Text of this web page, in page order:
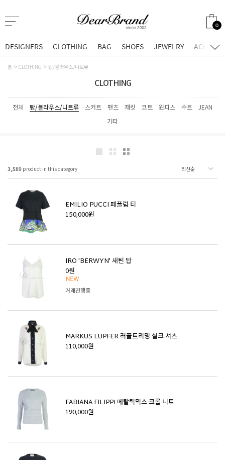
0
DESIGNERS CLOTHING BAG SHOES JEWELRY
홈 CLOTHING 탑/블라우스/니트류
CLOTHING
전체 탑/블라우스/니트류 스커트 팬츠 재킷 코트 원피스 수트
JEAN
기타
3,589 product in this category
EMILIO PUCCI 페플럼 티
150,000원
IRO 'BERWYN' 새틴 탑
0원
거래진행중
MARKUS LUPFER 러플트리밍 실크 셔츠
110,000원
FABIANA FILIPPI 메탈릭믹스 크롭 니트
190,000원